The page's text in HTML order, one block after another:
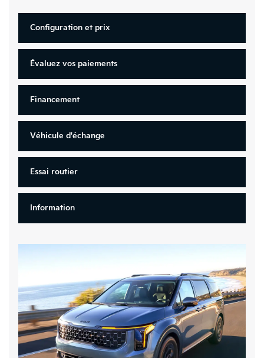
Configuration et prix
Évaluez vos paiements
Financement
Véhicule d'échange
Essai routier
Information